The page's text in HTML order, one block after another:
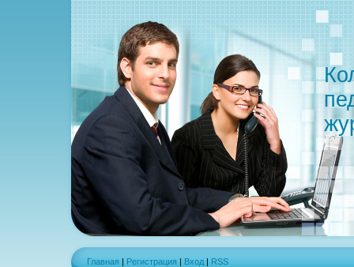
Главная | Регистрация | Вход | RSS